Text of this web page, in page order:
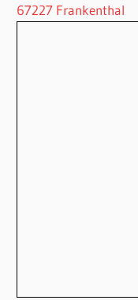
67227 Frankenthal